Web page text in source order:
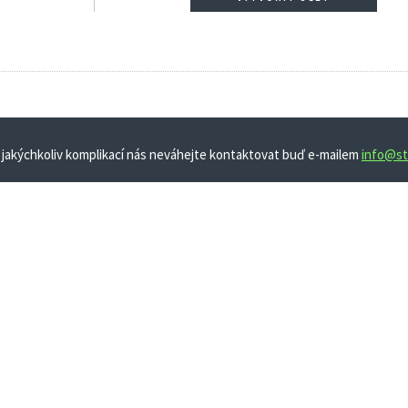
jakýchkoliv komplikací nás neváhejte kontaktovat buď e-mailem